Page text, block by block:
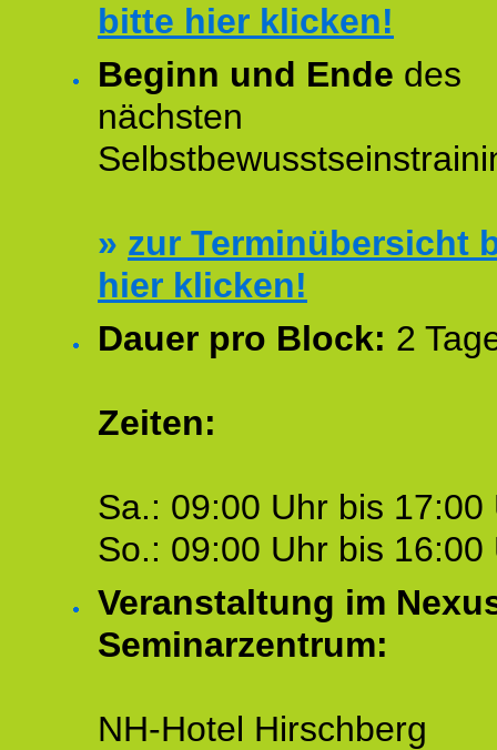
bitte hier klicken!
Beginn und Ende des
nächsten
» zur Terminübersicht
hier klicken!
Dauer pro Block: 2
Zeiten:
Sa.: 09:00 Uhr bis 17:00
So.: 09:00 Uhr bis 16:00
Veranstaltung im
Seminarzentrum:
NH-Hotel Hirschberg